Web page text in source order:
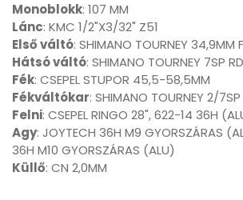
Monoblokk: 107 MM
Lánc: KMC 1/2"X3/32" Z51
Első váltó: SHIMANO TOURNEY
Hátsó váltó: SHIMANO TOURNEY 7SP
Fék: CSEPEL STUPOR 45,5-58,5MM
Fékváltókar: SHIMANO TOURNEY 2/
Felni: CSEPEL RINGO 28", 622-14 36H
Agy: JOYTECH 36H M9 GYORSZÁRAS
36H M10 GYORSZÁRAS (ALU)
Küllő: CN 2,0MM